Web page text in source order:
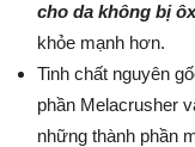
cho da không bị
khỏe mạnh hơn.
Tinh chất nguyên
phần Melacrusher
những thành phần